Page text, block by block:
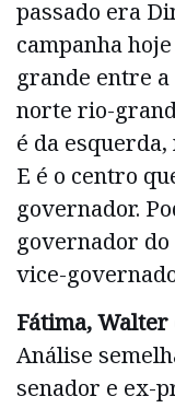
passado era
campanha
grande entre
norte rio-
é da
E é o centro
governador.
governador do
vice-
Fátima, Walter
Análise
senador e ex-